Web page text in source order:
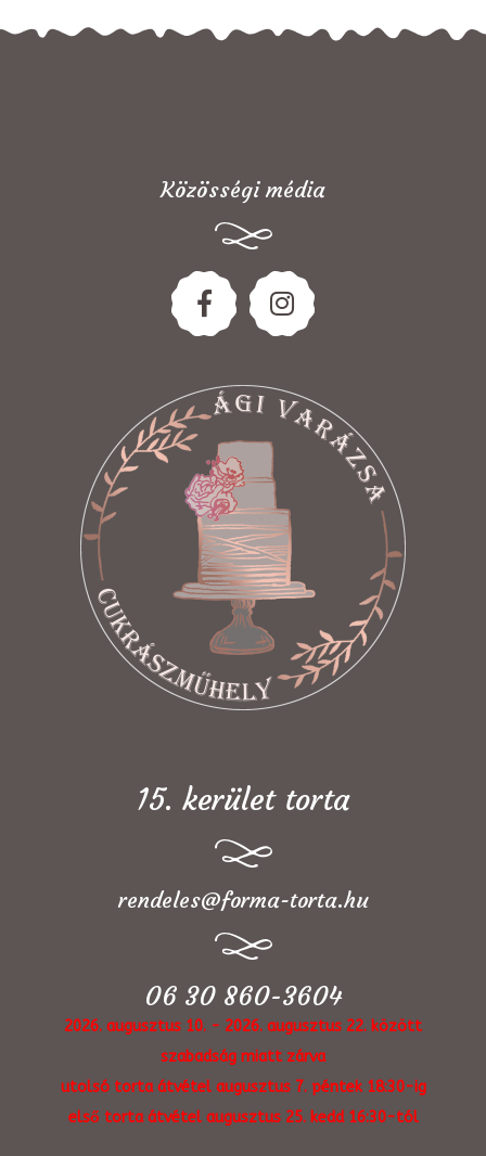
Közösségi média
15. kerület torta
rendeles@forma-torta.hu
06 30 860-3604
2026. augusztus 10. - 2026. augusztus 22. között
szabadság miatt zárva
utolsó torta átvétel augusztus 7. péntek 18:30-ig
első torta átvétel augusztus 25. kedd 16:30-tól